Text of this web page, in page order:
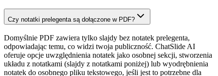
Czy notatki prelegenta są dołączone w PDF?
Domyślnie PDF zawiera tylko slajdy bez notatek prelegenta,
odpowiadając temu, co widzi twoja publiczność. ChatSlide AI
oferuje opcje uwzględnienia notatek jako osobnej sekcji, stworzenia
układu z notatkami (slajdy z notatkami poniżej) lub wyodrębnienia
notatek do osobnego pliku tekstowego, jeśli jest to potrzebne dla